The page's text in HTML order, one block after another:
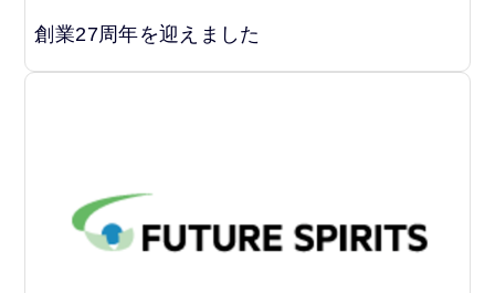
創業27周年を迎えました